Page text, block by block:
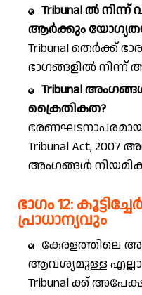
Tribunal ൽ നിന്ന്
ആര്‍ക്കും
Tribunal തെർക്ക്
ഭാഗങ്ങളിൽ
Tribunal
ക്രൈതികത?
ഭരണഘടനാപരമായ
Tribunal Act,
അംഗങ്ങൾ
ഭാഗം 12:
പ്രാധാന്യവും
കേരളത്തിലെ
ആവശ്യമുള്ള
Tribunal ക്ക്